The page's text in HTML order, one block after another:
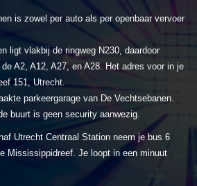
is zowel per auto als per openbaar vervoer
ligt vlakbij de ringweg N230, daardoor
A2, A12, A27, en A28. Het adres voor in je
151, Utrecht.
parkeergarage van De Vechtsebanen.
buurt is geen security aanwezig.
Utrecht Centraal Station neem je bus 6
Mississippidreef. Je loopt in een minuut